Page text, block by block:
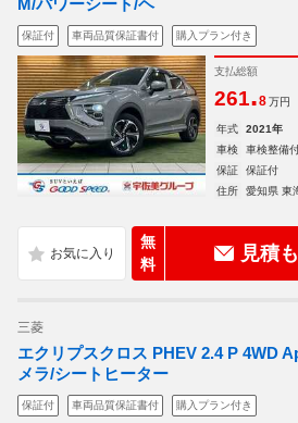
M/パワーシート/ヘ
保証付 車両品質保証書付 購入プラン付き
支払総額
261.8 万円
年式 2021年
車検
車検整備
保証
保証付
住所
愛知県 東
無
料
見積
三菱
エクリプスクロス PHEV 2.4 P 4WD
メラ/シートヒーター
保証付 車両品質保証書付 購入プラン付き